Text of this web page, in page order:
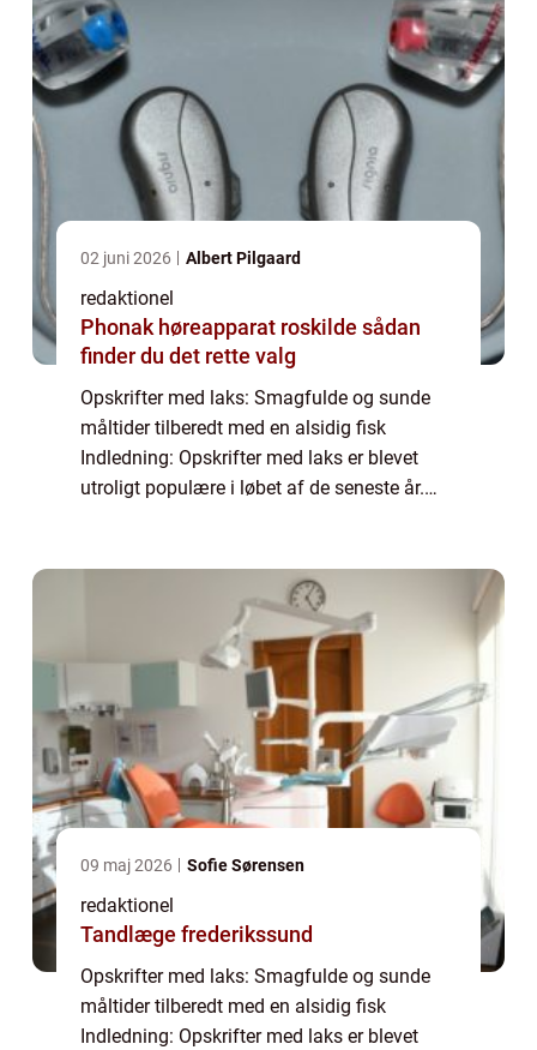
02 juni 2026 Albert Pilgaard
redaktionel
Phonak høreapparat roskilde sådan
finder du det rette valg
Opskrifter med laks: Smagfulde og sunde
måltider tilberedt med en alsidig fisk
Indledning: Opskrifter med laks er blevet
utroligt populære i løbet af de seneste år.
09 maj 2026 Sofie Sørensen
redaktionel
Tandlæge frederikssund
Opskrifter med laks: Smagfulde og sunde
måltider tilberedt med en alsidig fisk
Indledning: Opskrifter med laks er blevet